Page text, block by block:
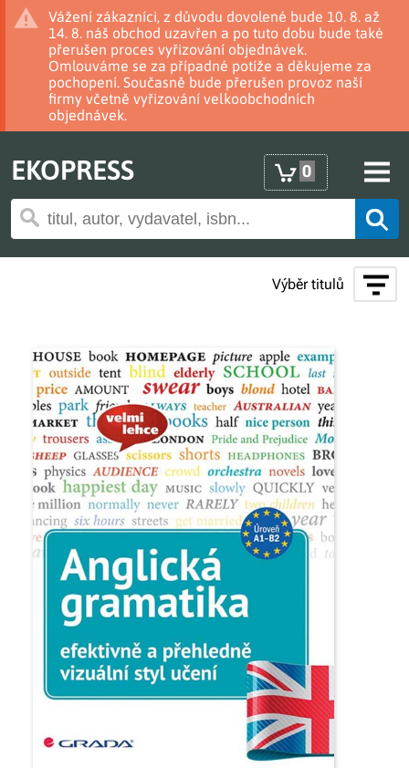
Vážení zákazníci, z důvodu dovolené bude 10. 8. až
14. 8. náš obchod uzavřen a po tuto dobu bude také
přerušen proces vyřizování objednávek.
Omlouváme se za případné potíže a děkujeme za
pochopení. Současně bude přerušen provoz naší
firmy včetně vyřizování velkoobchodních
objednávek.
EKOPRESS 0
Výběr titulů